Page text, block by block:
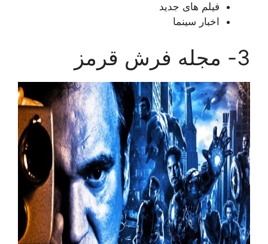
فیلم های جدید
اخبار سینما
3- مجله فرش قرمز